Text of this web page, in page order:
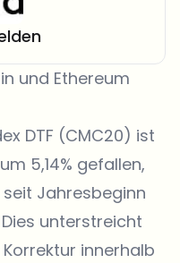
und Ethereum
DTF (CMC20) ist
5,14% gefallen,
Jahresbeginn
Dies unterstreicht
innerhalb